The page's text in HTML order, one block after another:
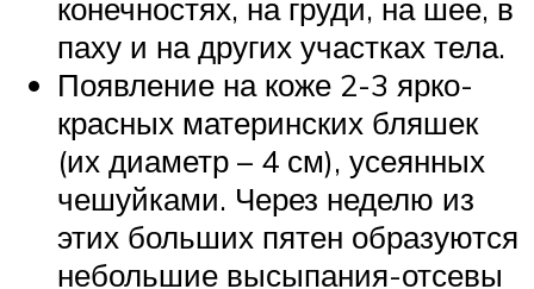
конечностях, на груди, на шее, в
паху и на других участках тела.
Появление на коже 2-3 ярко-
красных материнских бляшек
(их диаметр – 4 см), усеянных
чешуйками. Через неделю из
этих больших пятен образуются
небольшие высыпания-отсевы